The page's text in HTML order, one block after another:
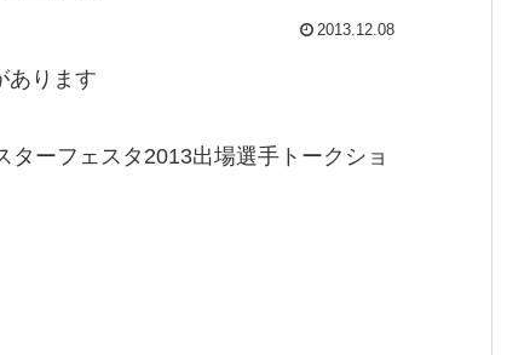
2013.12.08
あります
ーフェスタ2013出場選手トークショ